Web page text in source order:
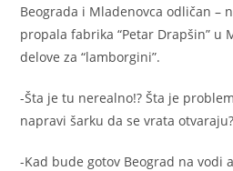
Beograda i Mladenovca odličan –
propala fabrika “Petar Drapšin” u
delove za “lamborgini”.
-Šta je tu nerealno!? Šta je
napravi šarku da se vrata
-Kad bude gotov Beograd na vodi